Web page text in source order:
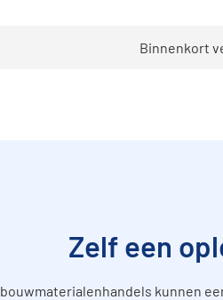
Binnenkort
Zelf een
bouwmaterialenhandels kunnen